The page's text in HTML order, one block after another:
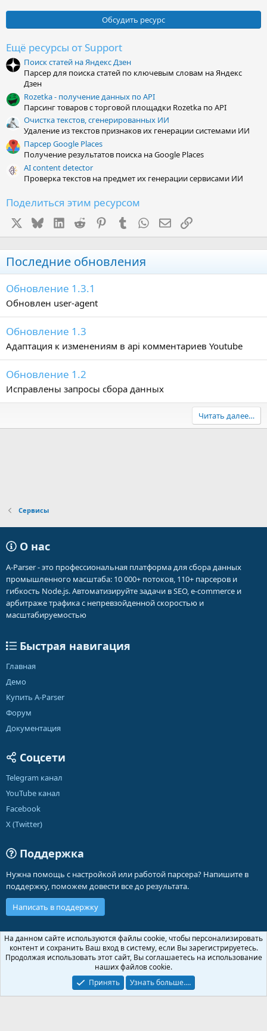
0
з
ё
з
д
Обсудить ресурс
Ещё ресурсы от Support
Поиск статей на Яндекс Дзен
Парсер для поиска статей по ключевым словам на Яндекс
Дзен
Rozetka - получение данных по API
Парсинг товаров с торговой площадки Rozetka по API
Очистка текстов, сгенерированных ИИ
Удаление из текстов признаков их генерации системами ИИ
Парсер Google Places
Получение результатов поиска на Google Places
AI content detector
Проверка текстов на предмет их генерации сервисами ИИ
Поделиться этим ресурсом
BlueskyLinkedIn
Reddit PinterestTumblr WhatsApp
Электронная почта
Ссылка
Последние обновления
Обновление 1.3.1
Обновлен user-agent
Обновление 1.3
Адаптация к изменениям в api комментариев Youtube
Обновление 1.2
Исправлены запросы сбора данных
Читать далее…
Сервисы
О нас
A-Parser - это профессиональная платформа для сбора данных
промышленного масштаба: 10 000+ потоков, 110+ парсеров и
гибкость Node.js. Автоматизируйте задачи в SEO, e-commerce и
арбитраже трафика с непревзойденной скоростью и
масштабируемостью
Быстрая навигация
Главная
Демо
Купить A-Parser
Форум
Документация
Соцсети
Telegram канал
YouTube канал
Facebook
X (Twitter)
Поддержка
Нужна помощь с настройкой или работой парсера? Напишите в
поддержку, поможем довести все до результата.
Написать в поддержку
Russian (RU)
Обратная связь
Условия и правила
Политика конфиденциальности
Помощь
Community platform by XenForo ® © 2010-2026 XenForo Ltd.
На данном сайте используются файлы cookie, чтобы персонализировать
контент и сохранить Ваш вход в систему, если Вы зарегистрируетесь.
Продолжая использовать этот сайт, Вы соглашаетесь на использование
наших файлов cookie.
Принять
Узнать больше.…